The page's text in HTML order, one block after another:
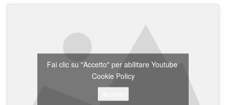
Fai clic su "Accetto" per abilitare Youtube
Cookie Policy